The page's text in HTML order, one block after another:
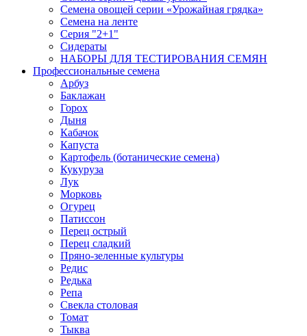
Семена овощей серии «Урожайная грядка»
Семена на ленте
Серия "2+1"
Сидераты
НАБОРЫ ДЛЯ ТЕСТИРОВАНИЯ СЕМЯН
Профессиональные семена
Арбуз
Баклажан
Горох
Дыня
Кабачок
Капуста
Картофель (ботанические семена)
Кукуруза
Лук
Морковь
Огурец
Патиссон
Перец острый
Перец сладкий
Пряно-зеленные культуры
Редис
Редька
Репа
Свекла столовая
Томат
Тыква